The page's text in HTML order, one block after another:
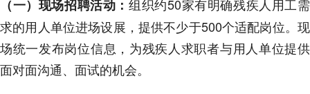
（一）现场招聘活动：组织约50家有明确残疾人用工需
求的用人单位进场设展，提供不少于500个适配岗位。现
场统一发布岗位信息，为残疾人求职者与用人单位提供
面对面沟通、面试的机会。